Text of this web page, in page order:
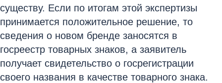
существу. Если по итогам этой экспертизы
принимается положительное решение, то
сведения о новом бренде заносятся в
госреестр товарных знаков, а заявитель
получает свидетельство о госрегистрации
своего названия в качестве товарного знака.